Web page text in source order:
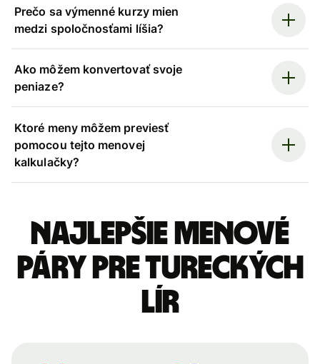
Prečo sa výmenné kurzy mien
medzi spoločnosťami líšia?
Ako môžem konvertovať svoje
peniaze?
Ktoré meny môžem previesť
pomocou tejto menovej
kalkulačky?
Najlepšie menové
páry pre Tureckých
lír